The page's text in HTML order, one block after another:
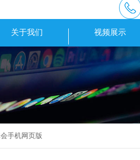
关于我们 视频展示
手机网页版